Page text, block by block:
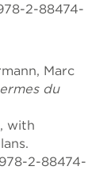
2-88474-
Marc
du
with
2-88474-